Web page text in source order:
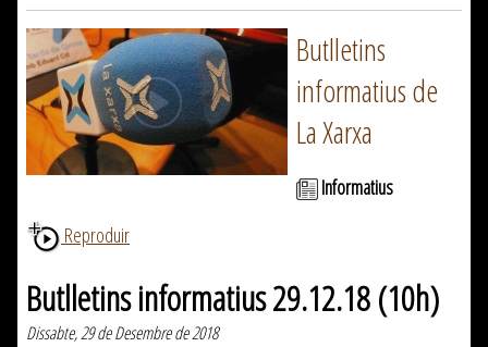
Butlletins
informatius de
La Xarxa
Informatius
Reproduir
Butlletins informatius 29.12.18 (10h)
Dissabte, 29 de Desembre de 2018